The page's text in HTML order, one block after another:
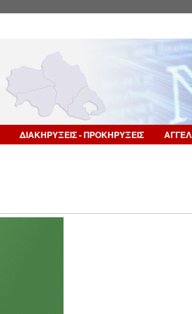
ΔΙΑΚΗΡΥΞΕΙΣ - ΠΡΟΚΗΡΥΞΕΙΣ